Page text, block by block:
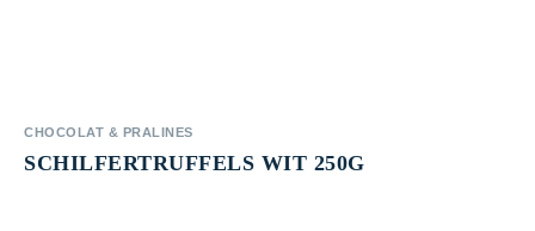
CHOCOLAT & PRALINES
SCHILFERTRUFFELS WIT 250G